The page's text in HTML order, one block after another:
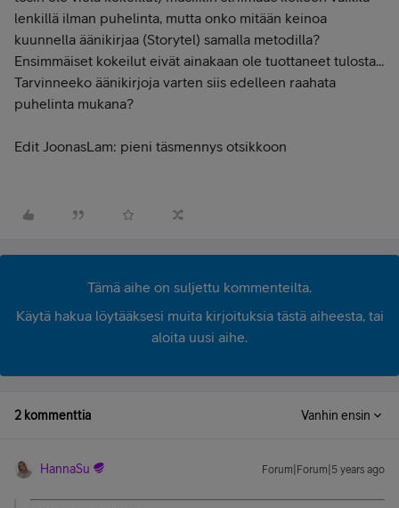
lenkillä ilman puhelinta, mutta onko mitään keinoa
kuunnella äänikirjaa (Storytel) samalla metodilla?
Ensimmäiset kokeilut eivät ainakaan ole tuottaneet tulosta...
Tarvinneeko äänikirjoja varten siis edelleen raahata
puhelinta mukana?
Edit JoonasLam: pieni täsmennys otsikkoon
Tämä aihe on suljettu kommenteilta.
Käytä hakua löytääksesi muita kirjoituksia tästä aiheesta, tai
aloita uusi aihe.
2 kommenttia Vanhin ensin
HannaSu Forum|Forum|5 years ago